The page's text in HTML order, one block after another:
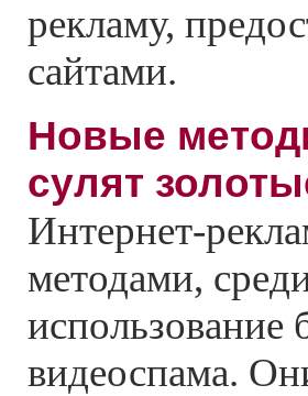
рекламу,
сайтами.
Новые
сулят
Интернет-
методами,
использование
видеоспама.